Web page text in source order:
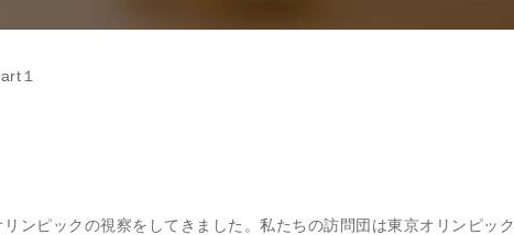
１
ンピックの視察をしてきました。私たちの訪問団は東京オリンピック